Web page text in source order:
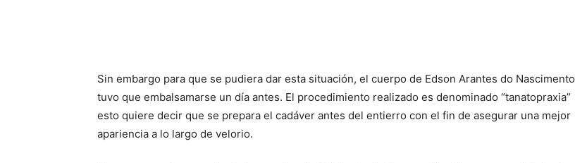
Sin embargo para que se pudiera dar esta situación, el cuerpo de Edson Arantes do Nascimento
tuvo que embalsamarse un día antes. El procedimiento realizado es denominado “tanatopraxia”
esto quiere decir que se prepara el cadáver antes del entierro con el fin de asegurar una mejor
apariencia a lo largo de velorio.